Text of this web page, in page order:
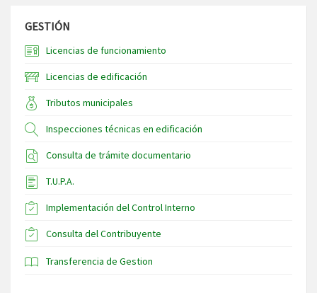
GESTIÓN
Licencias de funcionamiento
Licencias de edificación
Tributos municipales
Inspecciones técnicas en edificación
Consulta de trámite documentario
T.U.P.A.
Implementación del Control Interno
Consulta del Contribuyente
Transferencia de Gestion